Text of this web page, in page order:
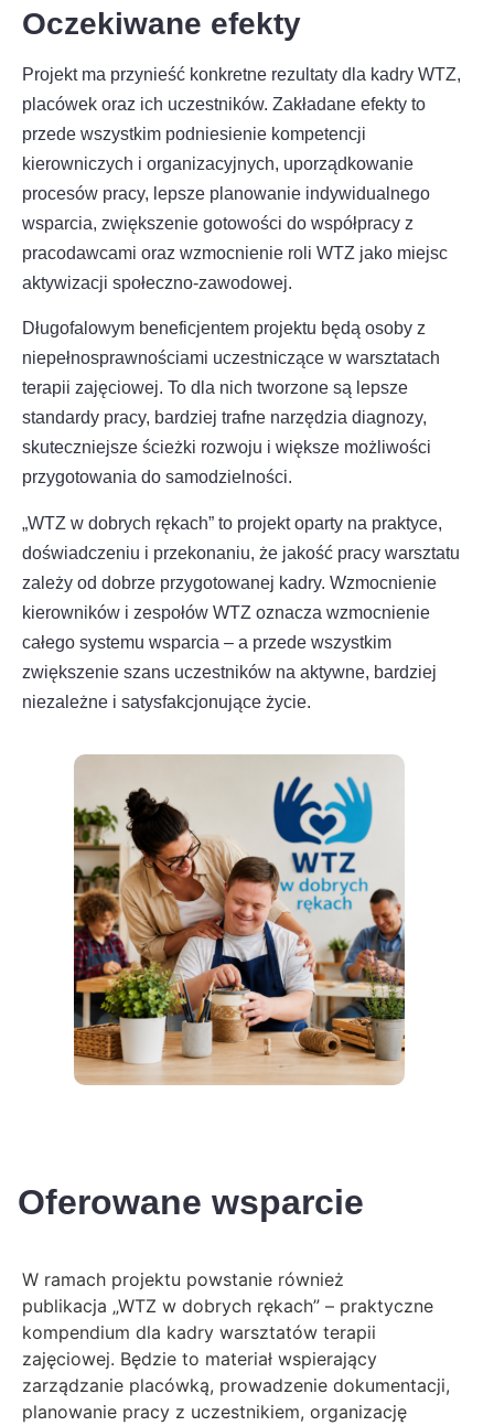
Oczekiwane efekty
Projekt ma przynieść konkretne rezultaty dla kadry WTZ,
placówek oraz ich uczestników. Zakładane efekty to
przede wszystkim podniesienie kompetencji
kierowniczych i organizacyjnych, uporządkowanie
procesów pracy, lepsze planowanie indywidualnego
wsparcia, zwiększenie gotowości do współpracy z
pracodawcami oraz wzmocnienie roli WTZ jako miejsc
aktywizacji społeczno-zawodowej.
Długofalowym beneficjentem projektu będą osoby z
niepełnosprawnościami uczestniczące w warsztatach
terapii zajęciowej. To dla nich tworzone są lepsze
standardy pracy, bardziej trafne narzędzia diagnozy,
skuteczniejsze ścieżki rozwoju i większe możliwości
przygotowania do samodzielności.
„WTZ w dobrych rękach” to projekt oparty na praktyce,
doświadczeniu i przekonaniu, że jakość pracy warsztatu
zależy od dobrze przygotowanej kadry. Wzmocnienie
kierowników i zespołów WTZ oznacza wzmocnienie
całego systemu wsparcia – a przede wszystkim
zwiększenie szans uczestników na aktywne, bardziej
niezależne i satysfakcjonujące życie.
Oferowane wsparcie
W ramach projektu powstanie również
publikacja „WTZ w dobrych rękach” – praktyczne
kompendium dla kadry warsztatów terapii
zajęciowej. Będzie to materiał wspierający
zarządzanie placówką, prowadzenie dokumentacji,
planowanie pracy z uczestnikiem, organizację